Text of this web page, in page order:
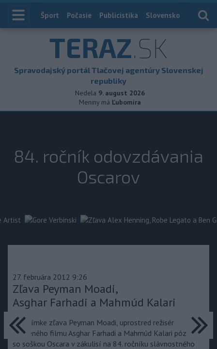
Index
Šport Počasie Publicistika Slovensko
TERAZ.SK
Spravodajský portál Tlačovej agentúry Slovenskej
republiky
Nedela 9. august 2026
Meniny má Ľubomíra
84. ročník odovzdávania
Oscarov
27. februára 2012 9:26
Zľava Peyman Moadi,
Asghar Farhadi a Mahmúd Kalari
Na snímke zľava Peyman Moadi, uprostred režisér
oceneného filmu Asghar Farhadi a Mahmúd Kalari pózujú
so soškou Oscara v zákulisí na 84. ročníku slávnostného
predchádzajúce